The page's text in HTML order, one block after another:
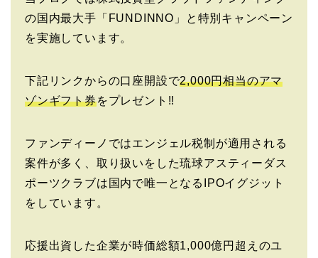
の国内最大手「FUNDINNO」と特別キャンペーン
を実施しています。
下記リンクからの口座開設で2,000円相当のアマ
ゾンギフト券をプレゼント!!
ファンディーノではエンジェル税制が適用される
案件が多く、取り扱いをした琉球アスティーダス
ポーツクラブは国内で唯一となるIPOイグジット
をしています。
応援出資した企業が時価総額1,000億円超えのユ